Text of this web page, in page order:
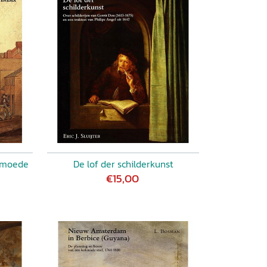
De lof der schilderkunst
€15,00